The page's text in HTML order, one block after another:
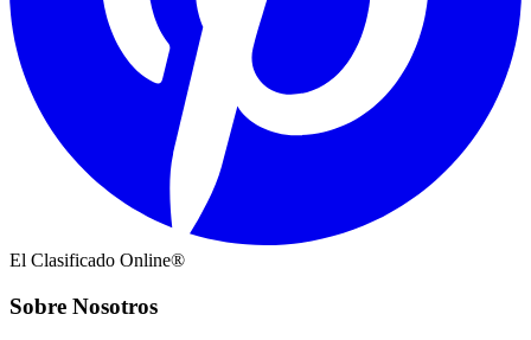
El Clasificado Online®
Sobre Nosotros